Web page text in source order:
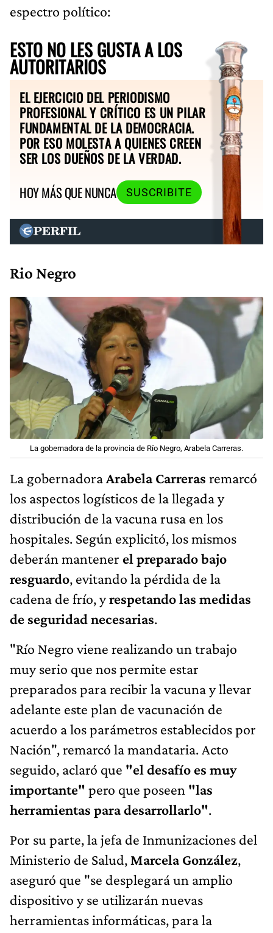
espectro político:
ESTO NO LES GUSTA A LOS
AUTORITARIOS
EL EJERCICIO DEL PERIODISMO
PROFESIONAL Y CRÍTICO ES UN PILAR
FUNDAMENTAL DE LA DEMOCRACIA.
POR ESO MOLESTA A QUIENES CREEN
SER LOS DUEÑOS DE LA VERDAD.
HOY MÁS QUE NUNCA
SUSCRIBITE
Rio Negro
La gobernadora de la provincia de Río Negro, Arabela Carreras.
La gobernadoraArabela Carreras remarcó
los aspectos logísticos de la llegada y
distribución de la vacuna rusa en los
hospitales. Según explicitó, los mismos
deberán mantener el preparado bajo
resguardo, evitando la pérdida de la
cadena de frío, yrespetando las medidas
de seguridad necesarias.
"Río Negro viene realizando un trabajo
muy serio que nos permite estar
preparados para recibir la vacuna y llevar
adelante este plan de vacunación de
acuerdo a los parámetros establecidos por
Nación", remarcó la mandataria. Acto
seguido, aclaró que "el desafío es muy
importante" pero que poseen "las
herramientas para desarrollarlo".
Por su parte, la jefa de Inmunizaciones del
Ministerio de Salud, Marcela González,
aseguró que "se desplegará un amplio
dispositivo y se utilizarán nuevas
herramientas informáticas, para la